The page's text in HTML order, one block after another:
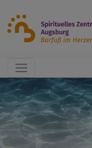
zum
Inhalt
Previous